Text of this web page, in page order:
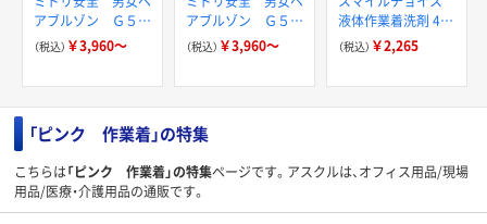
アブルゾン Ｇ５６
７ 上 ネイビー
（税込） ￥3,960～
アブルゾン Ｇ５６
１ 上 シルバーグ
レー １着
（税込） ￥3,960～
液体作業着洗剤 4L
作業着洗い ミツエ
（税込） ￥2,265
「ピンク 作業着」の特集
こちらは「ピンク 作業着」の特集ページです。アスクルは、オフィス用品/現場
用品/医療・介護用品の通販です。